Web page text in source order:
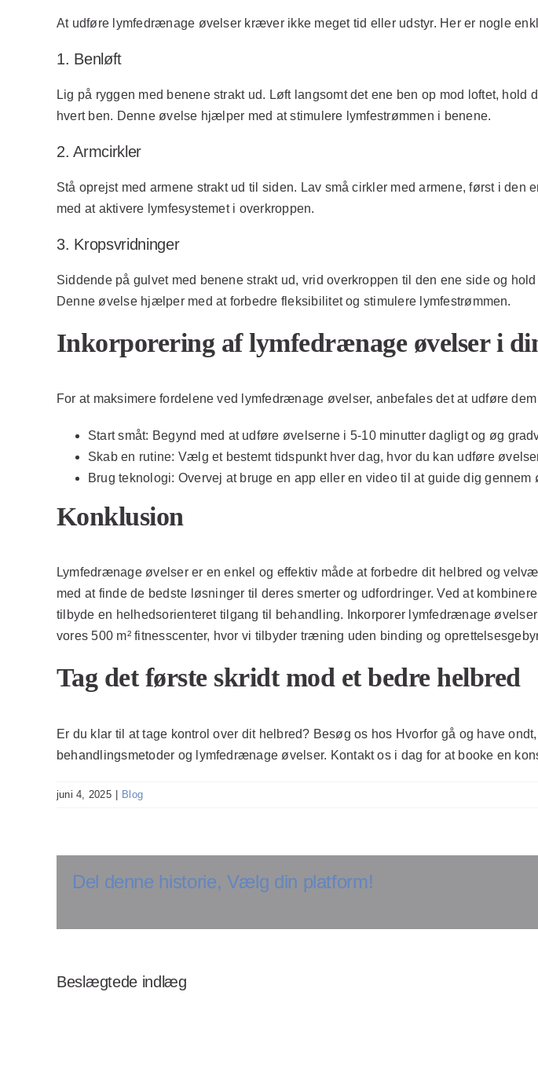
At udføre lymfedrænage øvelser kræver ikke meget tid eller udstyr. Her er nogle
1. Benløft
Lig på ryggen med benene strakt ud. Løft langsomt det ene ben op mod loftet,
hvert ben. Denne øvelse hjælper med at stimulere lymfestrømmen i benene.
2. Armcirkler
Stå oprejst med armene strakt ud til siden. Lav små cirkler med armene, først i
med at aktivere lymfesystemet i overkroppen.
3. Kropsvridninger
Siddende på gulvet med benene strakt ud, vrid overkroppen til den ene side og
Denne øvelse hjælper med at forbedre fleksibilitet og stimulere lymfestrømmen.
Inkorporering af lymfedrænage øvelser i
For at maksimere fordelene ved lymfedrænage øvelser, anbefales det at udføre
Start småt: Begynd med at udføre øvelserne i 5-10 minutter dagligt og øg
Skab en rutine: Vælg et bestemt tidspunkt hver dag, hvor du kan udføre
Brug teknologi: Overvej at bruge en app eller en video til at guide dig
Konklusion
Lymfedrænage øvelser er en enkel og effektiv måde at forbedre dit helbred og
med at finde de bedste løsninger til deres smerter og udfordringer. Ved at
tilbyde en helhedsorienteret tilgang til behandling. Inkorporer lymfedrænage
vores 500 m² fitnesscenter, hvor vi tilbyder træning uden binding og
Tag det første skridt mod et bedre helbred
Er du klar til at tage kontrol over dit helbred? Besøg os hos Hvorfor gå og have
behandlingsmetoder og lymfedrænage øvelser. Kontakt os i dag for at booke en
juni 4, 2025 Blog
Del denne historie, Vælg din platform!
Beslægtede indlæg